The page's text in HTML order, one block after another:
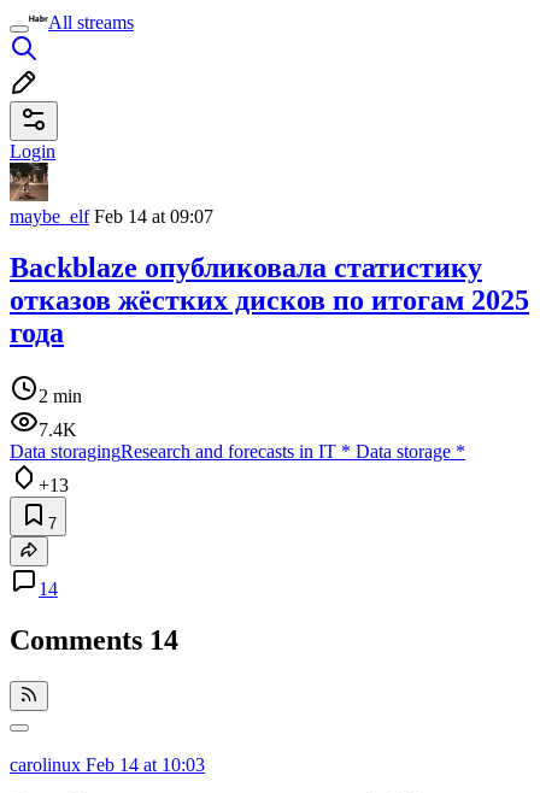
All streams
Login
maybe_elfFeb 14 at 09:07
Backblaze опубликовала статистику
отказов жёстких дисков по итогам 2025
года
2 min
7.4K
Data storagingResearch and forecasts in IT * Data storage *
+13
7
14
Comments 14
carolinux Feb 14 at 10:03